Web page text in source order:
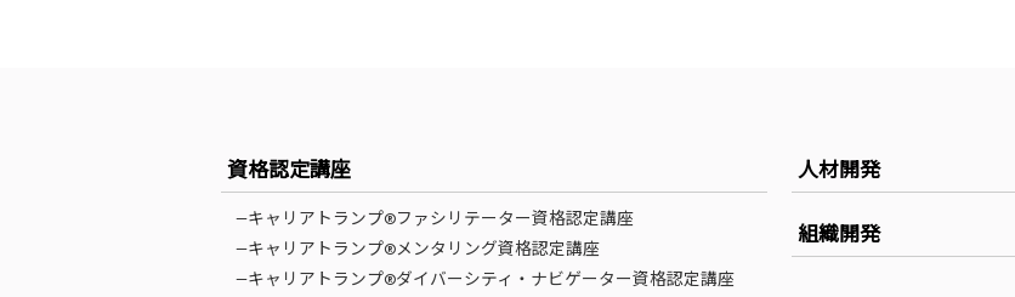
資格認定講座
—キャリアトランプ®ファシリテーター資格認定講座
—キャリアトランプ®メンタリング資格認定講座
—キャリアトランプ®ダイバーシティ・ナビゲーター資格認定講座
人材開発
組織開発